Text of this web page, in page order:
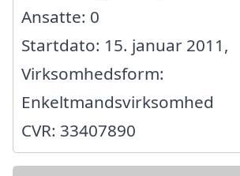
Ansatte: 0
Startdato: 15. januar 2011,
Virksomhedsform:
Enkeltmandsvirksomhed
CVR: 33407890